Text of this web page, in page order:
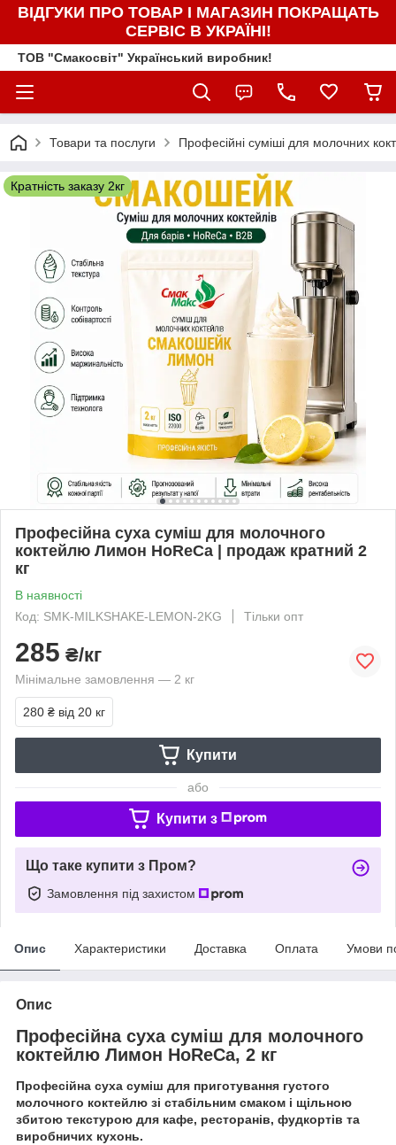
ВІДГУКИ ПРО ТОВАР І МАГАЗИН ПОКРАЩАТЬ
СЕРВІС В УКРАЇНІ!
ТОВ "Смакосвіт" Український виробник!
Товари та послуги Професійні суміші для молочних
Кратність заказу 2кг
Професійна суха суміш для молочного
коктейлю Лимон HoReCa | продаж кратний 2
кг
В наявності
Код: SMK-MILKSHAKE-LEMON-2KG
Тільки опт
285 ₴/кг
Мінімальне замовлення — 2 кг
280 ₴ від 20 кг
Купити
або
Купити з
Що таке купити з Пром?
Замовлення під захистом
Опис Характеристики Доставка Оплата Умови
Опис
Професійна суха суміш для молочного
коктейлю Лимон HoReCa, 2 кг
Професійна суха суміш для приготування густого
молочного коктейлю зі стабільним смаком і щільною
збитою текстурою для кафе, ресторанів, фудкортів та
виробничих кухонь.